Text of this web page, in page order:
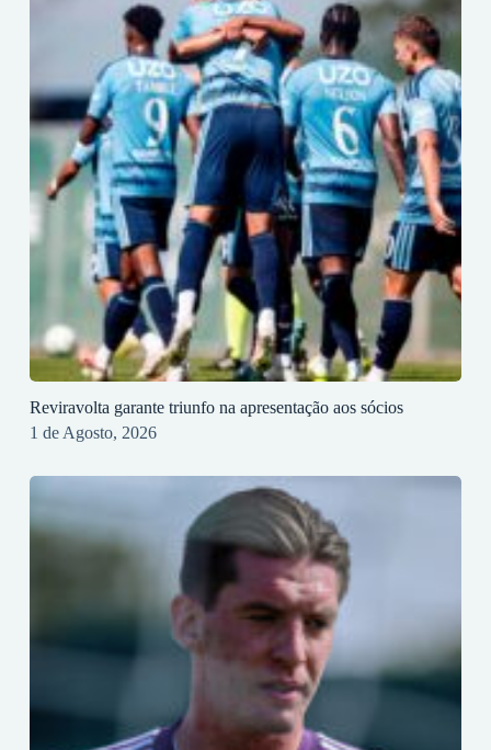
Reviravolta garante triunfo na apresentação aos sócios
1 de Agosto, 2026